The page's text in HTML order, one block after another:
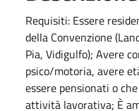
Requisiti: Essere
della Convenzione
Pia, Vidigulfo); Avere
psico/motoria, avere
essere pensionati o
attività lavorativa; È